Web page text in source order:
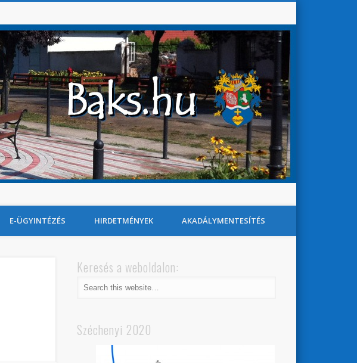
E-ÜGYINTÉZÉS HIRDETMÉNYEK AKADÁLYMENTESÍTÉS
Keresés a weboldalon:
Széchenyi 2020